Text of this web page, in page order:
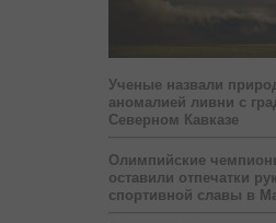
Ученые назвали
аномалией ливни с
Северном Кавказе
Олимпийские
оставили отпечатки
спортивной славы в